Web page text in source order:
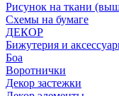
Рисунок на ткани
Схемы на бумаге
ДЕКОР
Бижутерия и
Боа
Воротнички
Декор застежки